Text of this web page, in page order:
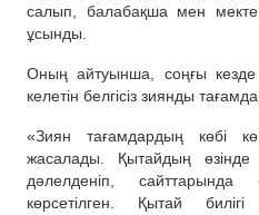
салып, балабақша мен
ұсынды.
Оның айтуынша, соңғы кезде
келетін белгісіз зиянды
«Зиян тағамдардың көбі
жасалады. Қытайдың
дәлелденіп,
көрсетілген. Қытай